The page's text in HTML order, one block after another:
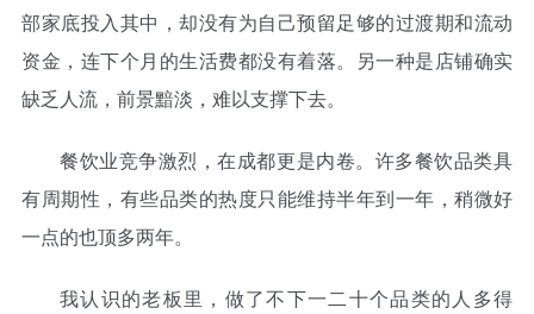
部家底投入其中，却没有为自己预留足够的过渡期和流动
资金，连下个月的生活费都没有着落。另一种是店铺确实
缺乏人流，前景黯淡，难以支撑下去。
餐饮业竞争激烈，在成都更是内卷。许多餐饮品类具
有周期性，有些品类的热度只能维持半年到一年，稍微好
一点的也顶多两年。
我认识的老板里，做了不下一二十个品类的人多得